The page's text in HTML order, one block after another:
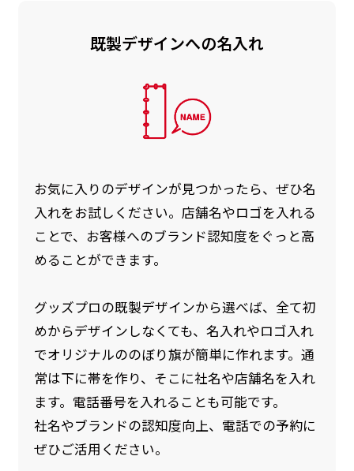
既製デザインへの名入れ
お気に入りのデザインが見つかったら、ぜひ名
入れをお試しください。店舗名やロゴを入れる
ことで、お客様へのブランド認知度をぐっと高
めることができます。
グッズプロの既製デザインから選べば、全て初
めからデザインしなくても、名入れやロゴ入れ
でオリジナルののぼり旗が簡単に作れます。通
常は下に帯を作り、そこに社名や店舗名を入れ
ます。電話番号を入れることも可能です。
社名やブランドの認知度向上、電話での予約に
ぜひご活用ください。
お急ぎ［ +330円 ］
お急ぎは翌営業日発送（基本12時締め切り)枚数
によって対応できない場合、ギリギリでも対応
できる場合もあります。防炎加工、トロピカル